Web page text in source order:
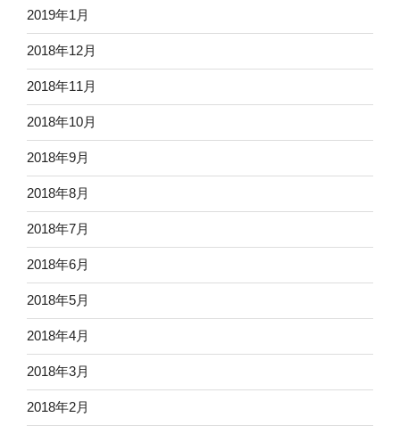
2019年1月
2018年12月
2018年11月
2018年10月
2018年9月
2018年8月
2018年7月
2018年6月
2018年5月
2018年4月
2018年3月
2018年2月